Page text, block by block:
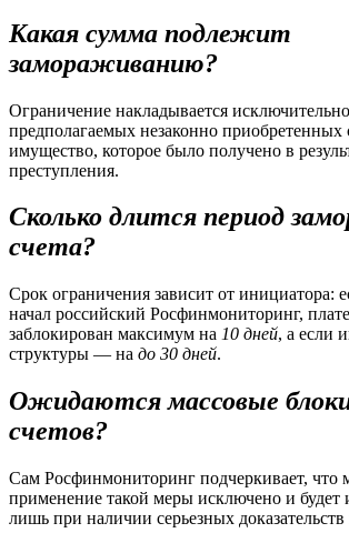
Какая сумма подлежит
замораживанию?
Ограничение накладывается
предполагаемых незаконно приобретенных
имущество, которое было получено в
преступления.
Сколько длится период
счета?
Срок ограничения зависит от инициатора:
начал российский Росфинмониторинг,
заблокирован максимум на 10 дней, а если
структуры — на до 30 дней.
Ожидаются массовые
счетов?
Сам Росфинмониторинг подчеркивает, что
применение такой меры исключено и будет
лишь при наличии серьезных